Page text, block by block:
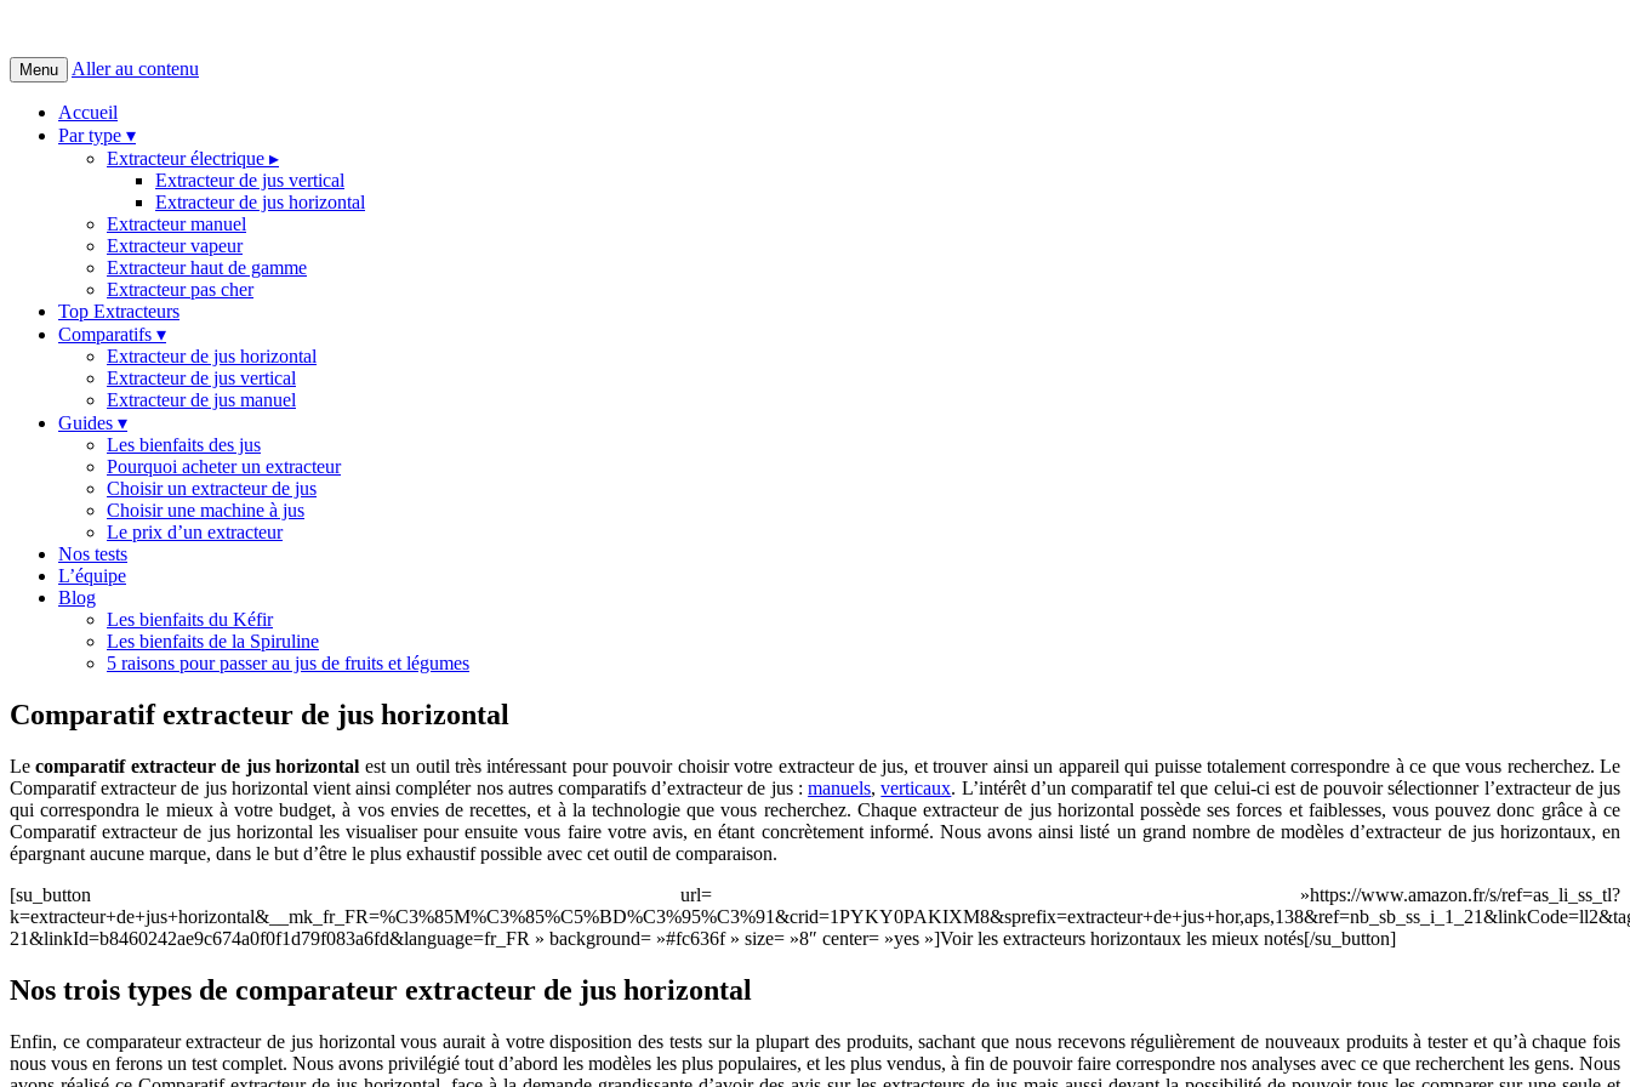
Menu Aller au contenu
Accueil
Par type ▾
Extracteur électrique ▸
Extracteur de jus vertical
Extracteur de jus horizontal
Extracteur manuel
Extracteur vapeur
Extracteur haut de gamme
Extracteur pas cher
Top Extracteurs
Comparatifs ▾
Extracteur de jus horizontal
Extracteur de jus vertical
Extracteur de jus manuel
Guides ▾
Les bienfaits des jus
Pourquoi acheter un extracteur
Choisir un extracteur de jus
Choisir une machine à jus
Le prix d’un extracteur
Nos tests
L’équipe
Blog
Les bienfaits du Kéfir
Les bienfaits de la Spiruline
5 raisons pour passer au jus de fruits et légumes
Comparatif extracteur de jus horizontal
Lecomparatif extracteur de jus horizontal est un outil très intéressant pour pouvoir choisir votre extracteur de jus, et trouver ainsi un appareil qui puisse totalement correspondre à ce que vous recherchez. Le
Comparatif extracteur de jus horizontal vient ainsi compléter nos autres comparatifs d’extracteur de jus :manuels,verticaux. L’intérêt d’un comparatif tel que celui-ci est de pouvoir sélectionner l’extracteur de jus
qui correspondra le mieux à votre budget, à vos envies de recettes, et à la technologie que vous recherchez. Chaque extracteur de jus horizontal possède ses forces et faiblesses, vous pouvez donc grâce à ce
Comparatif extracteur de jus horizontal les visualiser pour ensuite vous faire votre avis, en étant concrètement informé. Nous avons ainsi listé un grand nombre de modèles d’extracteur de jus horizontaux, en
épargnant aucune marque, dans le but d’être le plus exhaustif possible avec cet outil de comparaison.
[su_button url= »https://www.amazon.fr/s/ref=as_li_ss_tl?
21&linkId=b8460242ae9c674a0f0f1d79f083a6fd&language=fr_FR » background= »#fc636f » size= »8″ center= »yes »]Voir les extracteurs horizontaux les mieux notés[/su_button]
Nos trois types de comparateur extracteur de jus horizontal
Enfin, ce comparateur extracteur de jus horizontal vous aurait à votre disposition des tests sur la plupart des produits, sachant que nous recevons régulièrement de nouveaux produits à tester et qu’à chaque fois
nous vous en ferons un test complet. Nous avons privilégié tout d’abord les modèles les plus populaires, et les plus vendus, à fin de pouvoir faire correspondre nos analyses avec ce que recherchent les gens. Nous